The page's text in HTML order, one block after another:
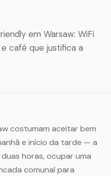
em Warsaw: WiFi
café que justifica a
costumam aceitar bem
e início da tarde — a
horas, ocupar uma
comunal para